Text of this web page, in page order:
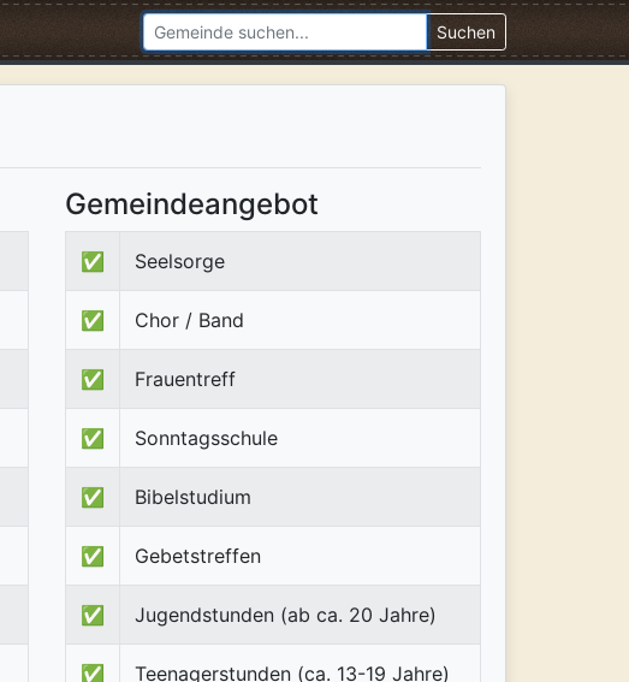
Suchen
Gemeindeangebot
✅ Seelsorge
✅ Chor / Band
✅ Frauentreff
✅ Sonntagsschule
✅ Bibelstudium
✅ Gebetstreffen
✅ Jugendstunden (ab ca. 20 Jahre)
✅ Teenagerstunden (ca. 13-19 Jahre)